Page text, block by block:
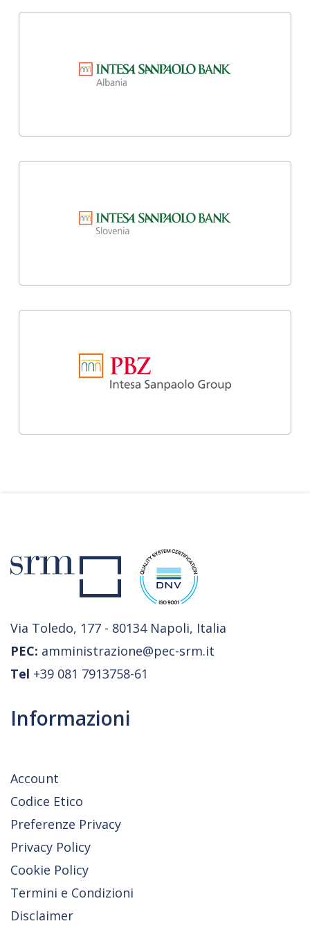
Via Toledo, 177 - 80134 Napoli, Italia
PEC: amministrazione@pec-srm.it
Tel +39 081 7913758-61
Informazioni
Account
Codice Etico
Preferenze Privacy
Privacy Policy
Cookie Policy
Termini e Condizioni
Disclaimer